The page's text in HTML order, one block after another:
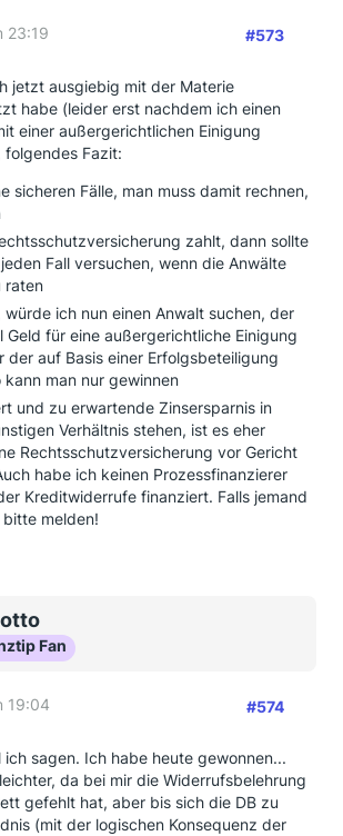
23:19 #573
jetzt ausgiebig mit der Materie
habe (leider erst nachdem ich einen
einer außergerichtlichen Einigung
Fazit:
sicheren Fälle, man muss damit rechnen,
zahlt, dann sollte
Fall versuchen, wenn die Anwälte
raten
würde ich nun einen Anwalt suchen, der
Geld für eine außergerichtliche Einigung
der auf Basis einer Erfolgsbeteiligung
man nur gewinnen
und zu erwartende Zinsersparnis in
Verhältnis stehen, ist es eher
Rechtsschutzversicherung vor Gericht
habe ich keinen Prozessfinanzierer
Kreditwiderrufe finanziert. Falls jemand
melden!
Fan
19:04 #574
ich sagen. Ich habe heute gewonnen...
da bei mir die Widerrufsbelehrung
gefehlt hat, aber bis sich die DB zu
(mit der logischen Konsequenz der